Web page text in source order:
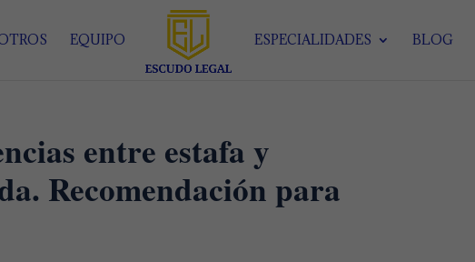
EQUIPO ESPECIALIDADES BLOG
entre estafa y
Recomendación para